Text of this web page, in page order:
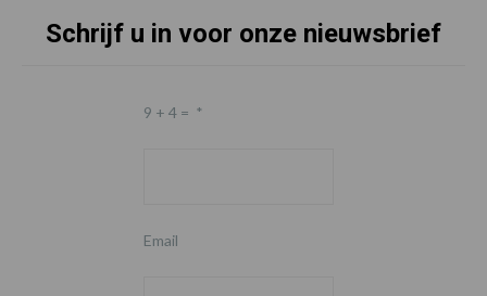
Schrijf u in voor onze nieuwsbrief
9 + 4 = *
Email